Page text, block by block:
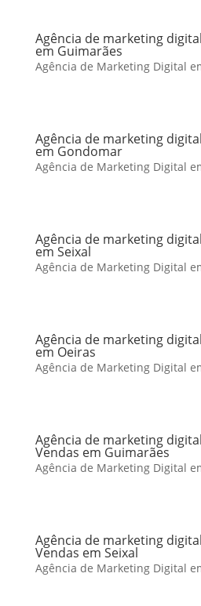
Agência de marketing
em Guimarães
Agência de Marketing Digital
Agência de marketing
em Gondomar
Agência de Marketing Digital
Agência de marketing
em Seixal
Agência de Marketing Digital
Agência de marketing
em Oeiras
Agência de Marketing Digital
Agência de marketing
Vendas em Guimarães
Agência de Marketing Digital
Agência de marketing
Vendas em Seixal
Agência de Marketing Digital